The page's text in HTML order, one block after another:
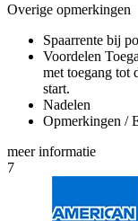
Overige opmerkingen
Spaarrente bij
Voordelen
met toegang tot
start.
Nadelen
Opmerkingen /
meerinformatie
7